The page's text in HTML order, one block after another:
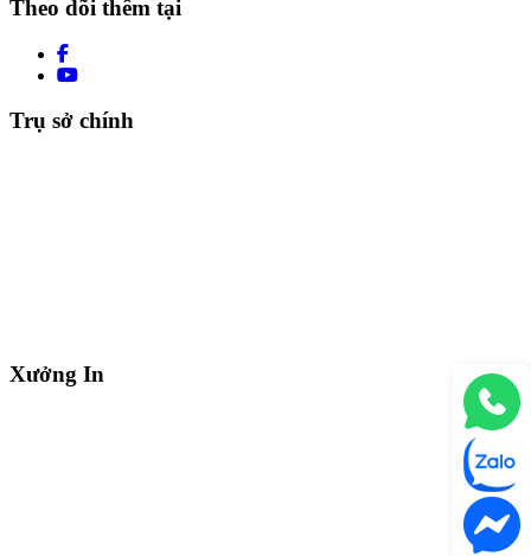
Theo dõi thêm tại
Trụ sở chính
Xưởng In